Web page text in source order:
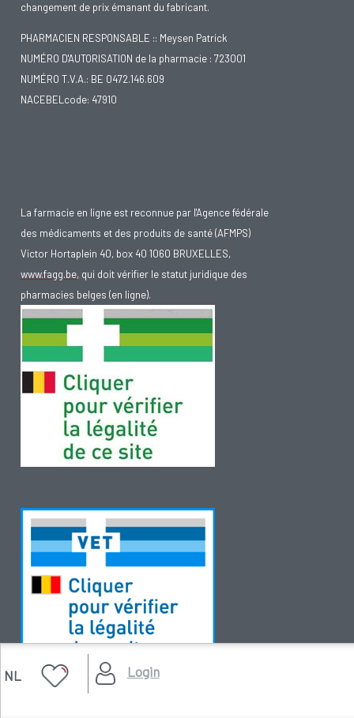
NL Login
changement de prix émanant du fabricant.
PHARMACIEN RESPONSABLE :: Meysen Patrick
NUMÉRO D'AUTORISATION de la pharmacie : 723001
NUMÉRO T.V.A.: BE 0472.146.609
NACEBELcode: 47910
La farmacie en ligne est reconnue par l'Agence fédérale
des médicaments et des produits de santé (AFMPS)
Victor Hortaplein 40, box 40 1060 BRUXELLES,
www.fagg.be, qui doit vérifier le statut juridique des
pharmacies belges (en ligne).